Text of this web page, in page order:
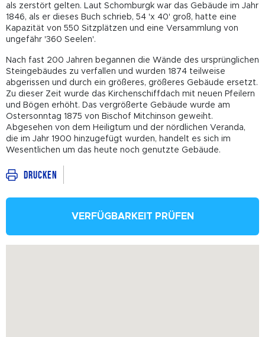
als zerstört gelten. Laut Schomburgk war das Gebäude im Jahr
1846, als er dieses Buch schrieb, 54 'x 40' groß, hatte eine
Kapazität von 550 Sitzplätzen und eine Versammlung von
ungefähr '360 Seelen'.
Nach fast 200 Jahren begannen die Wände des ursprünglichen
Steingebäudes zu verfallen und wurden 1874 teilweise
abgerissen und durch ein größeres, größeres Gebäude ersetzt.
Zu dieser Zeit wurde das Kirchenschiffdach mit neuen Pfeilern
und Bögen erhöht. Das vergrößerte Gebäude wurde am
Ostersonntag 1875 von Bischof Mitchinson geweiht.
Abgesehen von dem Heiligtum und der nördlichen Veranda,
die im Jahr 1900 hinzugefügt wurden, handelt es sich im
Wesentlichen um das heute noch genutzte Gebäude.
Drucken
VERFÜGBARKEIT PRÜFEN